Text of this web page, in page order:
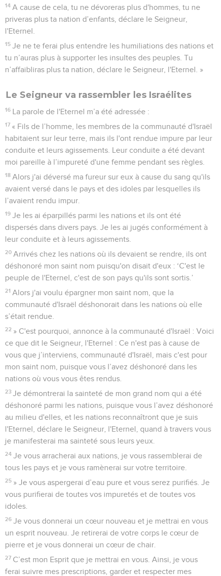
14 A cause de cela, tu ne dévoreras plus d'hommes, tu ne
priveras plus ta nation d’enfants, déclare le Seigneur,
l'Eternel.
15 Je ne te ferai plus entendre les humiliations des nations et
tu n’auras plus à supporter les insultes des peuples. Tu
n’affaibliras plus ta nation, déclare le Seigneur, l'Eternel. »
Le Seigneur va rassembler les Israélites
16 La parole de l'Eternel m’a été adressée :
17 « Fils de l’homme, les membres de la communauté d'Israël
habitaient sur leur terre, mais ils l'ont rendue impure par leur
conduite et leurs agissements. Leur conduite a été devant
moi pareille à l’impureté d'une femme pendant ses règles.
18 Alors j'ai déversé ma fureur sur eux à cause du sang qu'ils
avaient versé dans le pays et des idoles par lesquelles ils
l’avaient rendu impur.
19 Je les ai éparpillés parmi les nations et ils ont été
dispersés dans divers pays. Je les ai jugés conformément à
leur conduite et à leurs agissements.
20 Arrivés chez les nations où ils devaient se rendre, ils ont
déshonoré mon saint nom puisqu'on disait d'eux : ‘C'est le
peuple de l'Eternel, c'est de son pays qu'ils sont sortis.’
21 Alors j'ai voulu épargner mon saint nom, que la
communauté d'Israël déshonorait dans les nations où elle
s’était rendue.
22 » C'est pourquoi, annonce à la communauté d'Israël : Voici
ce que dit le Seigneur, l'Eternel : Ce n'est pas à cause de
vous que j’interviens, communauté d'Israël, mais c'est pour
mon saint nom, puisque vous l’avez déshonoré dans les
nations où vous vous êtes rendus.
23 Je démontrerai la sainteté de mon grand nom qui a été
déshonoré parmi les nations, puisque vous l’avez déshonoré
au milieu d'elles, et les nations reconnaîtront que je suis
l'Eternel, déclare le Seigneur, l'Eternel, quand à travers vous
je manifesterai ma sainteté sous leurs yeux.
24 Je vous arracherai aux nations, je vous rassemblerai de
tous les pays et je vous ramènerai sur votre territoire.
25 » Je vous aspergerai d’eau pure et vous serez purifiés. Je
vous purifierai de toutes vos impuretés et de toutes vos
idoles.
26 Je vous donnerai un cœur nouveau et je mettrai en vous
un esprit nouveau. Je retirerai de votre corps le cœur de
pierre et je vous donnerai un cœur de chair.
27 C’est mon Esprit que je mettrai en vous. Ainsi, je vous
ferai suivre mes prescriptions, garder et respecter mes